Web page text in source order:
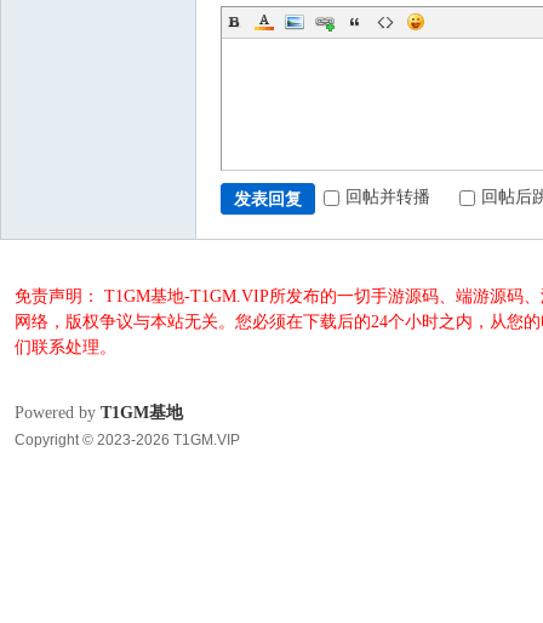
发表回复 回帖并转播 回帖后
免责声明： T1GM基地-T1GM.VIP所发布的一切手游源码、端游源码
网络，版权争议与本站无关。您必须在下载后的24个小时之内，从您
们联系处理。
Powered by T1GM基地
Copyright © 2023-2026 T1GM.VIP